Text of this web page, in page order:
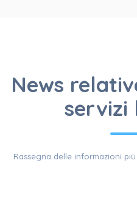
News
servizi
Rassegna delle informazioni